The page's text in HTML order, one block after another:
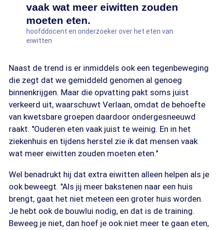
vaak wat meer eiwitten zouden
moeten eten.
hoofddocent en onderzoeker over het eten van
eiwitten
Naast de trend is er inmiddels ook een tegenbeweging
die zegt dat we gemiddeld genomen al genoeg
binnenkrijgen. Maar die opvatting pakt soms juist
verkeerd uit, waarschuwt Verlaan, omdat de behoefte
van kwetsbare groepen daardoor ondergesneeuwd
raakt. "Ouderen eten vaak juist te weinig. En in het
ziekenhuis en tijdens herstel zie ik dat mensen vaak
wat meer eiwitten zouden moeten eten."
Wel benadrukt hij dat extra eiwitten alleen helpen als je
ook beweegt. "Als jij meer bakstenen naar een huis
brengt, gaat het niet meteen een groter huis worden.
Je hebt ook de bouwlui nodig, en dat is de training.
Beweeg je niet, dan hoef je ook niet meer te gaan eten,